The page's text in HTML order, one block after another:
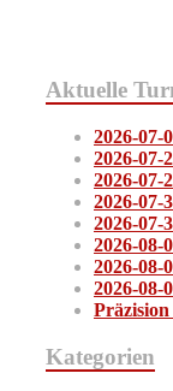
Aktuelle
2026-07-
2026-07-
2026-07-
2026-07-
2026-07-
2026-08-
2026-08-
2026-08-
Kategorien